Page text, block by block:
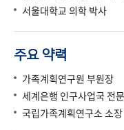
서울대학교 의학 박사
주요 약력
가족계획연구원 부원장
세계은행 인구사업국 전
국립가족계획연구소 소장